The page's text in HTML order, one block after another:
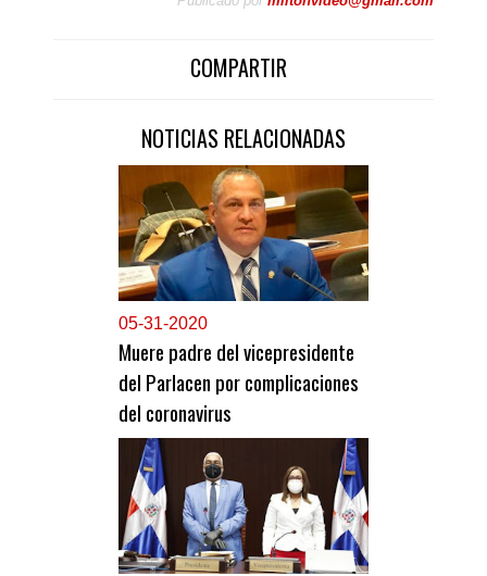
COMPARTIR
NOTICIAS RELACIONADAS
05-31-2020
Muere padre del vicepresidente
del Parlacen por complicaciones
del coronavirus